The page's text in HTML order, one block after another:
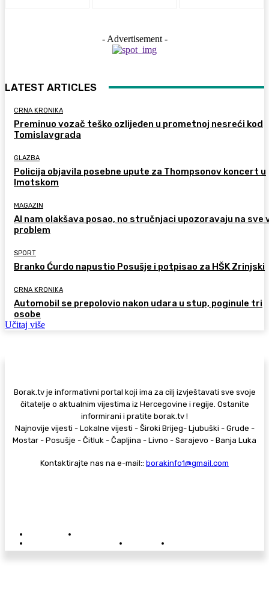
- Advertisement -
LATEST ARTICLES
CRNA KRONIKA
Preminuo vozač teško ozlijeđen u prometnoj nesreći kod
Tomislavgrada
GLAZBA
Policija objavila posebne upute za Thompsonov koncert u
Imotskom
MAGAZIN
AI nam olakšava posao, no stručnjaci upozoravaju na sve
problem
SPORT
Branko Ćurdo napustio Posušje i potpisao za HŠK Zrinjski
CRNA KRONIKA
Automobil se prepolovio nakon udara u stup, poginule tri
osobe
Učitaj više
Borak.tv je informativni portal koji ima za cilj izvještavati sve svoje
čitatelje o aktualnim vijestima iz Hercegovine i regije. Ostanite
informirani i pratite borak.tv !
Najnovije vijesti - Lokalne vijesti - Široki Brijeg- Ljubuški - Grude -
Mostar - Posušje - Čitluk - Čapljina - Livno - Sarajevo - Banja Luka
Kontaktirajte nas na e-mail:: borakinfo1@gmail.com